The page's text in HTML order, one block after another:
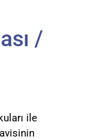
/
ile